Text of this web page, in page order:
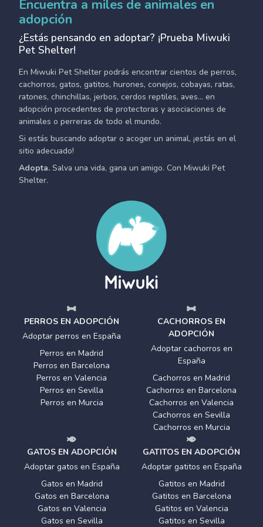
Encuentra a miles de animales en
adopción
¿Estás pensando en adoptar? ¡Prueba Miwuki
Pet Shelter!
En Miwuki Pet Shelter podrás encontrar cientos de perros,
cachorros, gatos, gatitos, hurones, conejos, cobayas, ratas,
ratones, chinchillas, jerbos, cerdos reptiles, aves... en
adopción procedentes de protectoras y asociaciones de
animales o perreras de todo el mundo.
Si estás buscando adoptar o acoger un animal, ¡estás en el
sitio adecuado!
Adopta. Salva una vida, gana un amigo. Con Miwuki Pet
Shelter.
PERROS EN ADOPCIÓN
Adoptar perros en España
Perros en Madrid
Perros en Barcelona
Perros en Valencia
Perros en Sevilla
Perros en Murcia
CACHORROS EN
ADOPCIÓN
Adoptar cachorros en
España
Cachorros en Madrid
Cachorros en Barcelona
Cachorros en Valencia
Cachorros en Sevilla
Cachorros en Murcia
GATOS EN ADOPCIÓN
Adoptar gatos en España
Gatos en Madrid
Gatos en Barcelona
Gatos en Valencia
Gatos en Sevilla
GATITOS EN ADOPCIÓN
Adoptar gatitos en España
Gatitos en Madrid
Gatitos en Barcelona
Gatitos en Valencia
Gatitos en Sevilla